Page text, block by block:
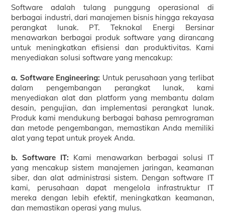
Software adalah tulang punggung operasional di
berbagai industri, dari manajemen bisnis hingga rekayasa
perangkat lunak. PT. Teknokal Energi Bersinar
menawarkan berbagai produk software yang dirancang
untuk meningkatkan efisiensi dan produktivitas. Kami
menyediakan solusi software yang mencakup:
a. Software Engineering: Untuk perusahaan yang terlibat
dalam pengembangan perangkat lunak, kami
menyediakan alat dan platform yang membantu dalam
desain, pengujian, dan implementasi perangkat lunak.
Produk kami mendukung berbagai bahasa pemrograman
dan metode pengembangan, memastikan Anda memiliki
alat yang tepat untuk proyek Anda.
b. Software IT: Kami menawarkan berbagai solusi IT
yang mencakup sistem manajemen jaringan, keamanan
siber, dan alat administrasi sistem. Dengan software IT
kami, perusahaan dapat mengelola infrastruktur IT
mereka dengan lebih efektif, meningkatkan keamanan,
dan memastikan operasi yang mulus.